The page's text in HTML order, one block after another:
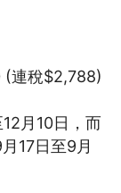
(連稅$2,788)
月10日，而
17日至9月